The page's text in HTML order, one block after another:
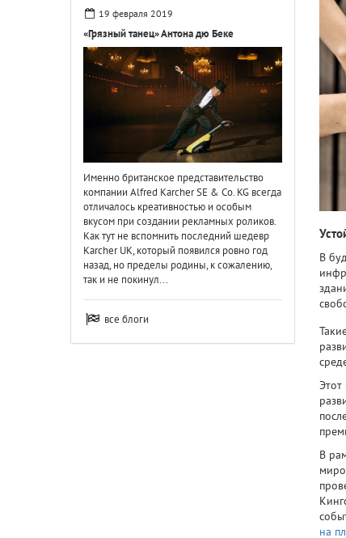
В
Этот
В
на
19 февраля 2019
«Грязный танец» Антона дю Беке
Именно британское представительство
компании Alfred Karcher SE & Co. KG всегда
отличалось креативностью и особым
вкусом при создании рекламных роликов.
Как тут не вспомнить последний шедевр
Karcher UK, который появился ровно год
назад, но пределы родины, к сожалению,
так и не покинул...
все блоги